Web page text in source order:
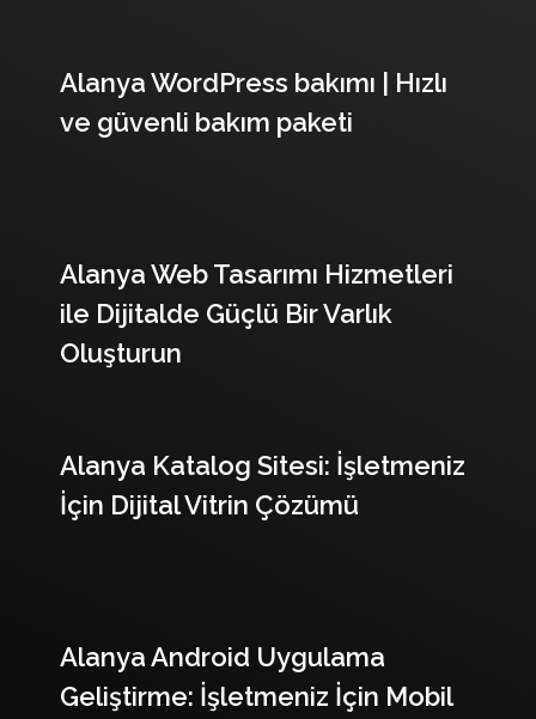
Alanya WordPress bakımı | Hızlı
ve güvenli bakım paketi
Alanya Web Tasarımı Hizmetleri
ile Dijitalde Güçlü Bir Varlık
Oluşturun
Alanya Katalog Sitesi: İşletmeniz
İçin Dijital Vitrin Çözümü
Alanya Android Uygulama
Geliştirme: İşletmeniz İçin Mobil